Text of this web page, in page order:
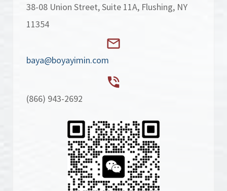
38-08 Union Street, Suite 11A, Flushing, NY
11354
baya@boyayimin.com
(866) 943-2692